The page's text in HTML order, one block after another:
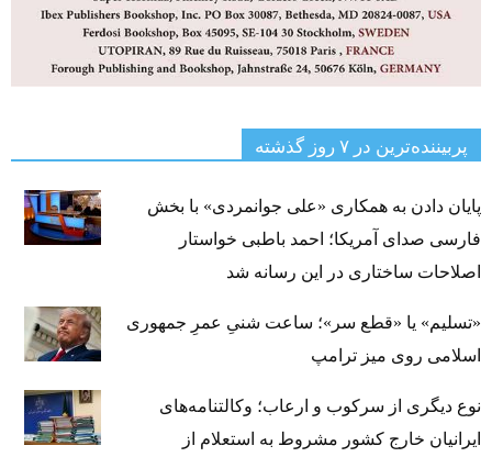
پربیننده‌ترین‌ در ۷ روز گذشته
پایان دادن به همکاری «علی جوانمردی» با بخش
فارسی صدای آمریکا؛ احمد باطبی خواستار
اصلاحات ساختاری در این رسانه شد
«تسلیم» یا «قطع سر»؛ ساعت شنیِ عمرِ جمهوری
اسلامی روی میز ترامپ
نوع دیگری از سرکوب و ارعاب؛ وکالتنامه‌های
ایرانیان خارج کشور مشروط به استعلام از